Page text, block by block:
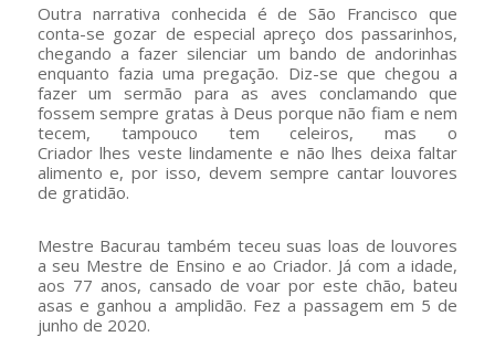
Outra narrativa conhecida é de São Francisco que
conta-se gozar de especial apreço dos passarinhos,
chegando a fazer silenciar um bando de andorinhas
enquanto fazia uma pregação. Diz-se que chegou a
fazer um sermão para as aves conclamando que
fossem sempre gratas à Deus porque não fiam e nem
tecem, tampouco tem celeiros, mas o
Criador lhes veste lindamente e não lhes deixa faltar
alimento e, por isso, devem sempre cantar louvores
de gratidão.
Mestre Bacurau também teceu suas loas de louvores
a seu Mestre de Ensino e ao Criador. Já com a idade,
aos 77 anos, cansado de voar por este chão, bateu
asas e ganhou a amplidão. Fez a passagem em 5 de
junho de 2020.